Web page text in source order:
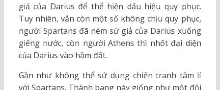
giả của Darius để thể hiện dấu hiệu quy phục.
Tuy nhiên, vẫn còn một số không chịu quy phục,
người Spartans đã ném sứ giả của Darius xuống
giếng nước, còn người Athens thì nhốt đại diện
của Darius vào hầm đất.
Gần như không thể sử dụng chiến tranh tâm lí
với Spartans. Thành bang này giống như một đội